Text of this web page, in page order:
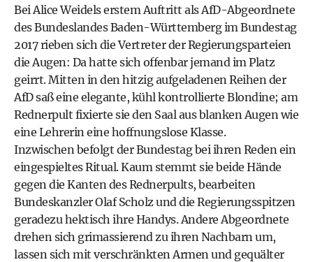
Bei Alice Weidels erstem Auftritt als AfD-Abgeordnete
des Bundeslandes Baden-Württemberg im Bundestag
2017 rieben sich die Vertreter der Regierungsparteien
die Augen: Da hatte sich offenbar jemand im Platz
geirrt. Mitten in den hitzig aufgeladenen Reihen der
AfD saß eine elegante, kühl kontrollierte Blondine; am
Rednerpult fixierte sie den Saal aus blanken Augen wie
eine Lehrerin eine hoffnungslose Klasse.
Inzwischen befolgt der Bundestag bei ihren Reden ein
eingespieltes Ritual. Kaum stemmt sie beide Hände
gegen die Kanten des Rednerpults, bearbeiten
Bundeskanzler Olaf Scholz und die Regierungsspitzen
geradezu hektisch ihre Handys. Andere Abgeordnete
drehen sich grimassierend zu ihren Nachbarn um,
lassen sich mit verschränkten Armen und gequälter